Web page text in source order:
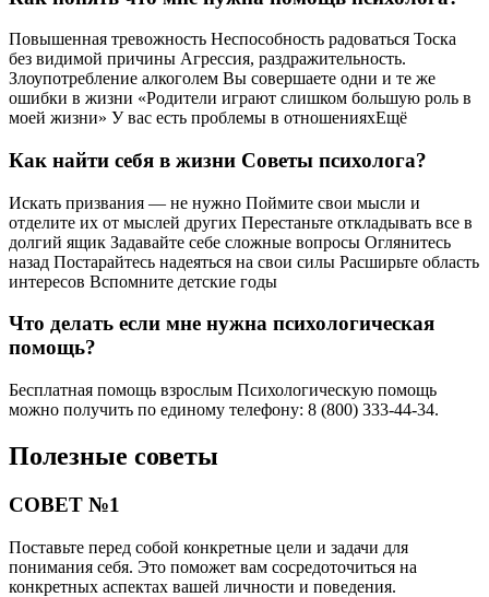
Повышенная тревожность Неспособность радоваться Тоска
без видимой причины Агрессия, раздражительность.
Злоупотребление алкоголем Вы совершаете одни и те же
ошибки в жизни «Родители играют слишком большую роль в
моей жизни» У вас есть проблемы в отношенияхЕщё
Как найти себя в жизни Советы психолога?
Искать призвания — не нужно Поймите свои мысли и
отделите их от мыслей других Перестаньте откладывать все в
долгий ящик Задавайте себе сложные вопросы Оглянитесь
назад Постарайтесь надеяться на свои силы Расширьте область
интересов Вспомните детские годы
Что делать если мне нужна психологическая
помощь?
Бесплатная помощь взрослым Психологическую помощь
можно получить по единому телефону: 8 (800) 333-44-34.
Полезные советы
СОВЕТ №1
Поставьте перед собой конкретные цели и задачи для
понимания себя. Это поможет вам сосредоточиться на
конкретных аспектах вашей личности и поведения.